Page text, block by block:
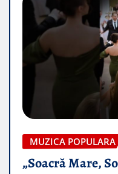
MUZICA POPULARA
„Soacră Mare,